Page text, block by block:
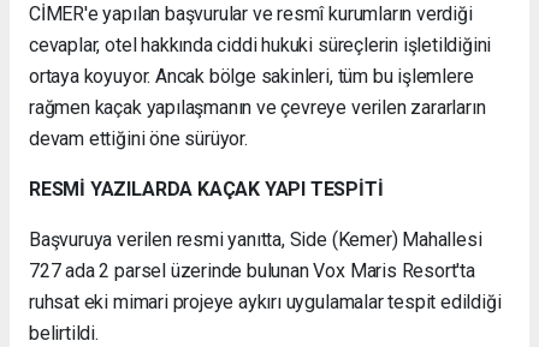
CİMER'e yapılan başvurular ve resmî kurumların verdiği
cevaplar, otel hakkında ciddi hukuki süreçlerin işletildiğini
ortaya koyuyor. Ancak bölge sakinleri, tüm bu işlemlere
rağmen kaçak yapılaşmanın ve çevreye verilen zararların
devam ettiğini öne sürüyor.
RESMİ YAZILARDA KAÇAK YAPI TESPİTİ
Başvuruya verilen resmi yanıtta, Side (Kemer) Mahallesi
727 ada 2 parsel üzerinde bulunan Vox Maris Resort'ta
ruhsat eki mimari projeye aykırı uygulamalar tespit edildiği
belirtildi.